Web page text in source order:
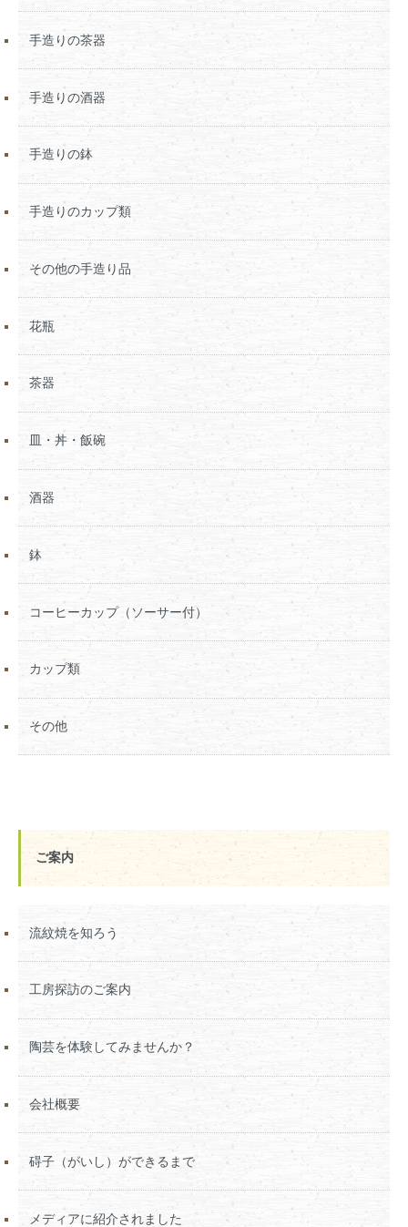
手造りの茶器
手造りの酒器
手造りの鉢
手造りのカップ類
その他の手造り品
花瓶
茶器
皿・丼・飯碗
酒器
鉢
コーヒーカップ（ソーサー付）
カップ類
その他
ご案内
流紋焼を知ろう
工房探訪のご案内
陶芸を体験してみませんか？
会社概要
碍子（がいし）ができるまで
メディアに紹介されました